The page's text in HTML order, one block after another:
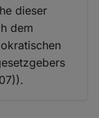
dieser
dem